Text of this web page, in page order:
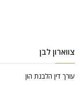
צווארון לבן
עורך דין הלבנת הון